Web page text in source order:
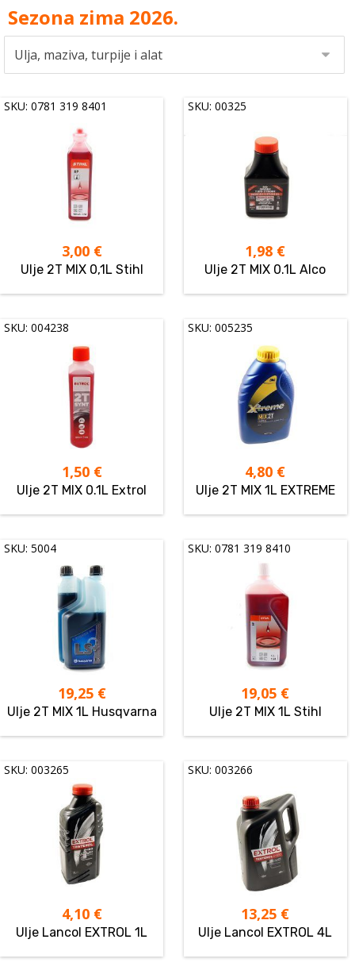
Sezona zima 2026.
SKU: 0781 319 8401
3,00 €
Ulje 2T MIX 0,1L Stihl
SKU: 00325
1,98 €
Ulje 2T MIX 0.1L Alco
SKU: 004238
1,50 €
Ulje 2T MIX 0.1L Extrol
SKU: 005235
4,80 €
Ulje 2T MIX 1L EXTREME
SKU: 5004
19,25 €
Ulje 2T MIX 1L Husqvarna
SKU: 0781 319 8410
19,05 €
Ulje 2T MIX 1L Stihl
SKU: 003265
4,10 €
Ulje Lancol EXTROL 1L
SKU: 003266
13,25 €
Ulje Lancol EXTROL 4L